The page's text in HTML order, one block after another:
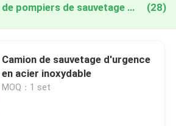
Chine Camion de pompiers de sauvetage d'urgence (28)
Camion de sauvetage d'urgence
en acier inoxydable
MOQ：1 set